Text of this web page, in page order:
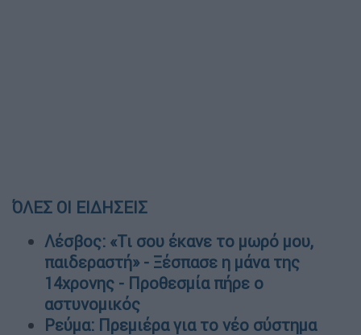
ΌΛΕΣ ΟΙ ΕΙΔΗΣΕΙΣ
Λέσβος: «Τι σου έκανε το μωρό μου,
παιδεραστή» - Ξέσπασε η μάνα της
14χρονης - Προθεσμία πήρε ο
αστυνομικός
Ρεύμα: Πρεμιέρα για το νέο σύστημα